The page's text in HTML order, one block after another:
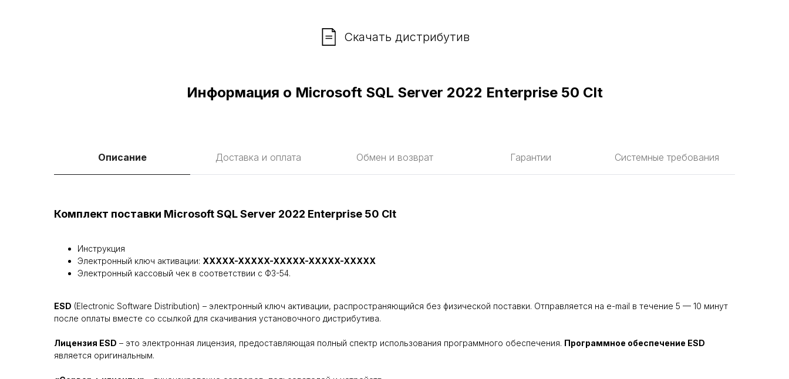
Скачать дистрибутив
Информация о Microsoft SQL Server 2022 Enterprise 50 Clt
Описание Доставка и оплата Обмен и возврат Гарантии Системные требования
Комплект поставки Microsoft SQL Server 2022 Enterprise 50 Clt
Инструкция
Электронный ключ активации: XXXXX-XXXXX-XXXXX-XXXXX-XXXXX
Электронный кассовый чек в соответствии с ФЗ-54.
ESD (Electronic Software Distribution) – электронный ключ активации, распространяющийся без физической поставки. Отправляется на e-mail в течение 5 — 10 минут
после оплаты вместе со ссылкой для скачивания установочного дистрибутива.
Лицензия ESD – это электронная лицензия, предоставляющая полный спектр использования программного обеспечения. Программное обеспечение ESD
является оригинальным.